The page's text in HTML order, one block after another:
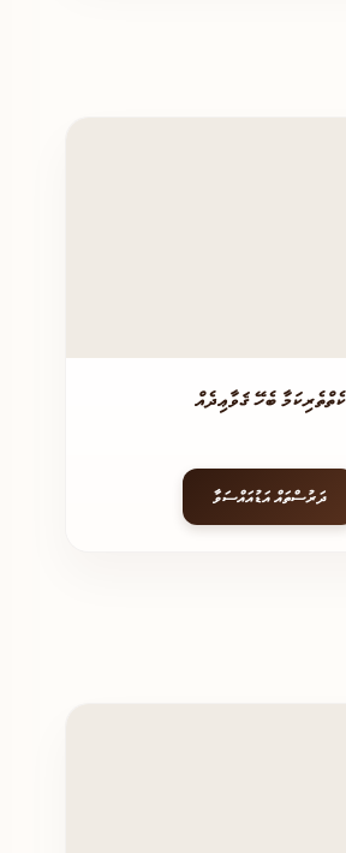
ކެތްތެރިކަމާ ބެހޭ ޤަވާޢިދެއް
ދަރުސްތައް އަޑުއައްސަވާ